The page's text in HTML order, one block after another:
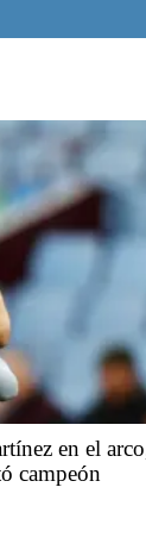
en el
campeón